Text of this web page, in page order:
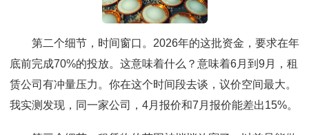
第二个细节，时间窗口。2026年的这批资金，要求在年
底前完成70%的投放。这意味着什么？意味着6月到9月，租
赁公司有冲量压力。你在这个时间段去谈，议价空间最大。
我实测发现，同一家公司，4月报价和7月报价能差出15%。